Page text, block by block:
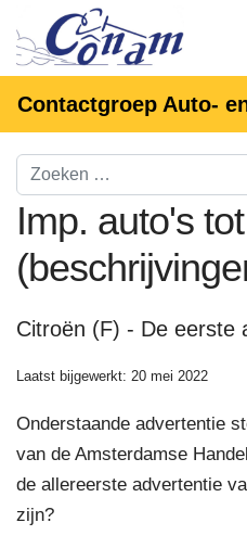
Contactgroep Auto-
Imp. auto's
Citroën (F) - De eerste
Laatst bijgewerkt: 20 mei 2022
Onderstaande advertentie
van de Amsterdamse
de allereerste advertentie
zijn?